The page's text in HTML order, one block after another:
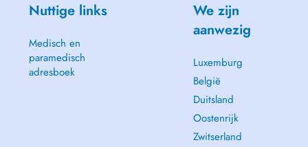
Nuttige links
Medisch en
paramedisch
adresboek
We zijn
aanwezig
Luxemburg
België
Duitsland
Oostenrijk
Zwitserland